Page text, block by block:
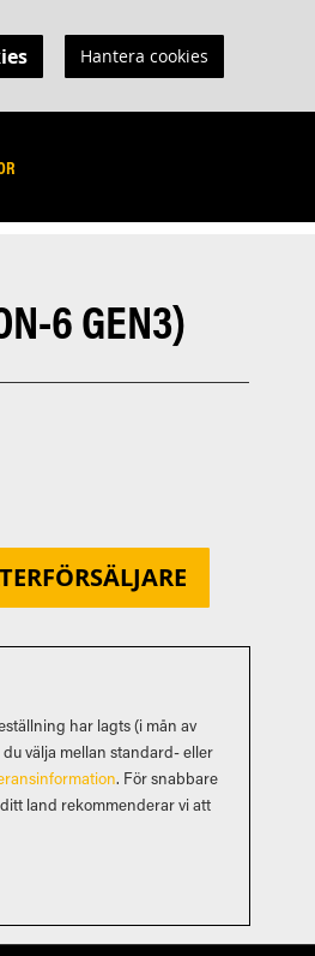
SÖK
6 GEN3)
har lagts (i mån av
välja mellan standard- eller
. För snabbare
land rekommenderar vi att
Hantera cookies